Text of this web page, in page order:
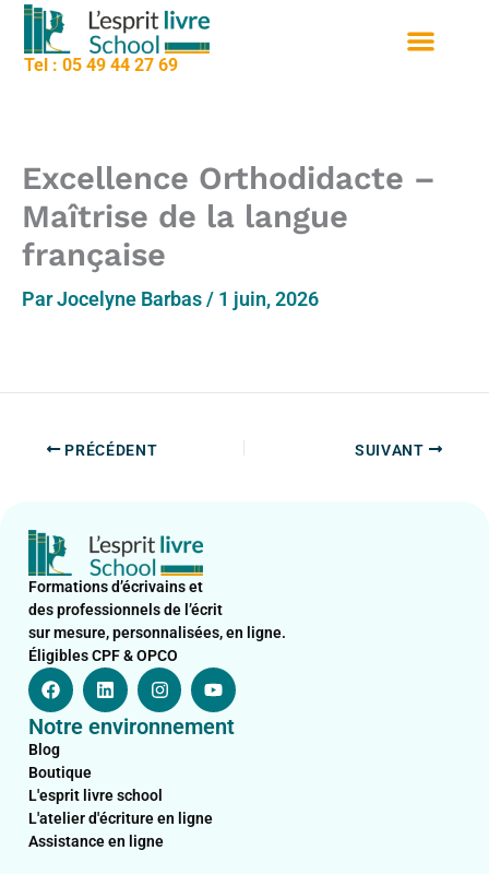
principal
Aller
contenu
Tel : 05 49 44 27 69
Excellence Orthodidacte –
Maîtrise de la langue
française
ParJocelyne Barbas/ 1 juin, 2026
PRÉCÉDENT SUIVANT
Formations d’écrivains et
des professionnels de l’écrit
sur mesure, personnalisées, en ligne.
Éligibles CPF & OPCO
F
a
c
e
b
o
o
k
L
i
n
k
i
n
I
n
s
t
r
a
m
Y
o
u
t
Notre environnement
Blog
Boutique
L'esprit livre school
L'atelier d'écriture en ligne
Assistance en ligne